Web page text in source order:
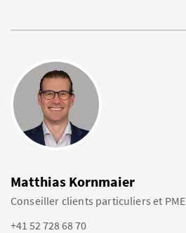
Matthias Kornmaier
Conseiller clients particuliers et PME
+41 52 728 68 70